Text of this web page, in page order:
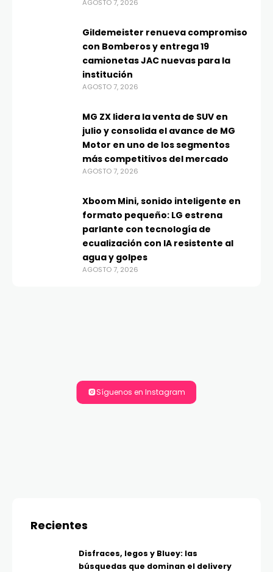
AGOSTO 7, 2026
Gildemeister renueva compromiso
con Bomberos y entrega 19
camionetas JAC nuevas para la
institución
AGOSTO 7, 2026
MG ZX lidera la venta de SUV en
julio y consolida el avance de MG
Motor en uno de los segmentos
más competitivos del mercado
AGOSTO 7, 2026
Xboom Mini, sonido inteligente en
formato pequeño: LG estrena
parlante con tecnología de
ecualización con IA resistente al
agua y golpes
AGOSTO 7, 2026
Síguenos en Instagram
Recientes
Disfraces, legos y Bluey: las
búsquedas que dominan el delivery